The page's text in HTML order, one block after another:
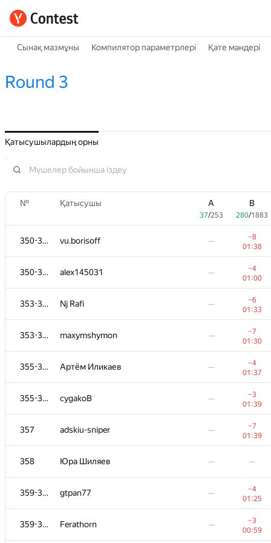
Сынақ мазмұны Компилятор параметрлері Қате мәндері
Round 3
Қатысушылардың орны
№ Қатысушы A
37/253
B
280/1883
350-352 vu.borisoff —
−8
01:38
350-352 alex145031 —
−4
01:00
353-354 Nj Rafi —
−6
01:33
353-354 maxymshymon —
−7
01:30
355-356 Артём Иликаев —
−4
01:37
355-356 cygakoB —
−3
01:39
357 adskiu-sniper —
−7
01:39
358 Юра Шиляев — —
359-360 gtpan77 —
−4
01:25
359-360 Ferathorn —
−3
00:59